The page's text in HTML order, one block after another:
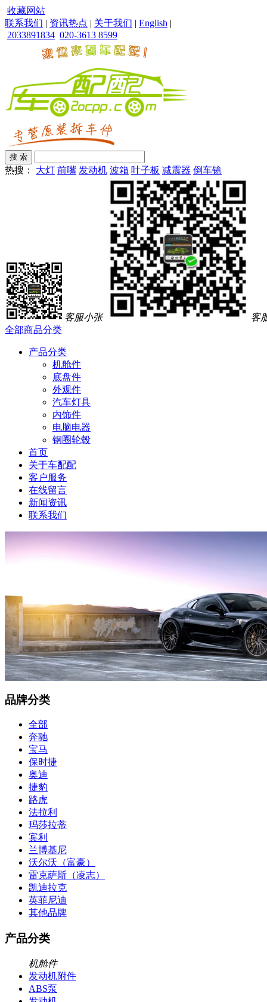
收藏网站
联系我们 | 资讯热点 | 关于我们 | English |
2033891834 020-3613 8599
热搜： 大灯 前嘴 发动机 波箱 叶子板 减震器 倒车镜
客服小张
客
全部商品分类
产品分类
机舱件
底盘件
外观件
汽车灯具
内饰件
电脑电器
钢圈轮毂
首页
关于车配配
客户服务
在线留言
新闻资讯
联系我们
品牌分类
全部
奔驰
宝马
保时捷
奥迪
捷豹
路虎
法拉利
玛莎拉蒂
宾利
兰博基尼
沃尔沃（富豪）
雷克萨斯（凌志）
凯迪拉克
英菲尼迪
其他品牌
产品分类
机舱件
发动机附件
ABS泵